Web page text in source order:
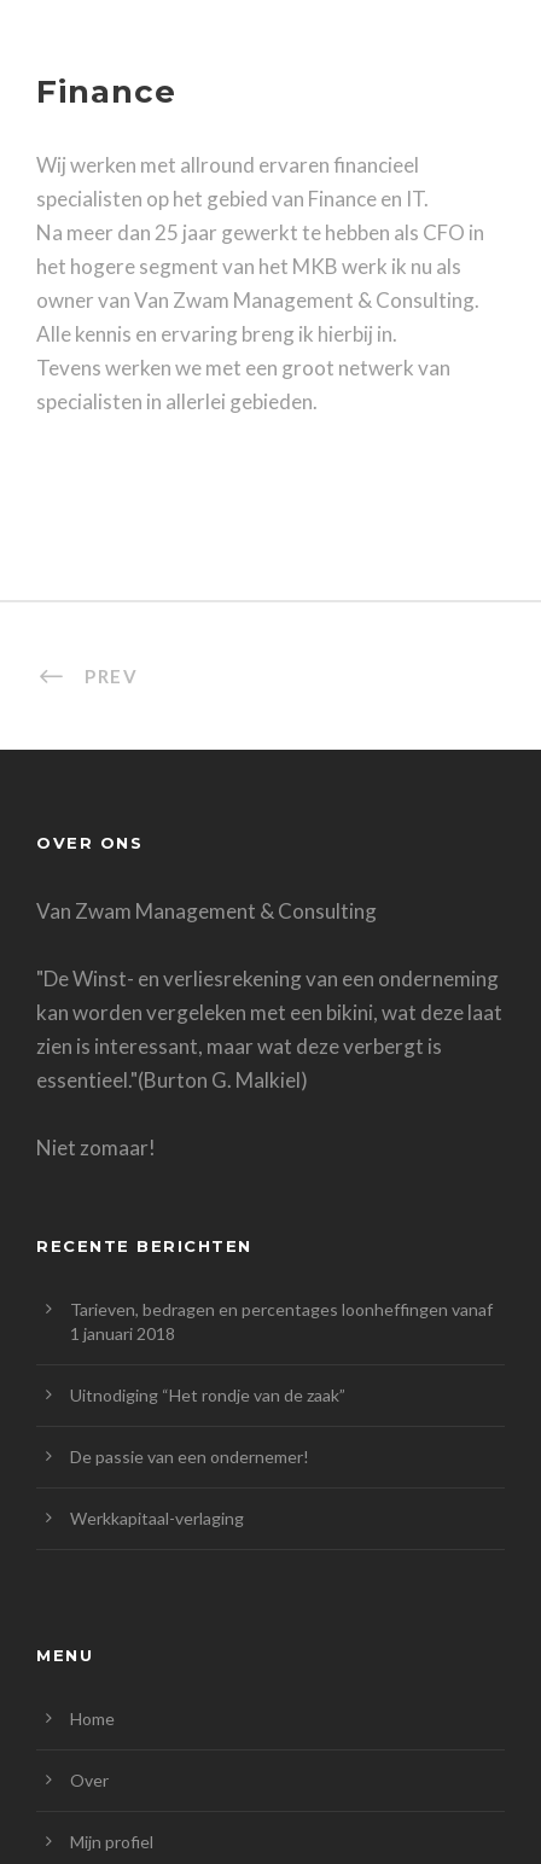
Finance
Wij werken met allround ervaren financieel
specialisten op het gebied van Finance en IT.
Na meer dan 25 jaar gewerkt te hebben als CFO in
het hogere segment van het MKB werk ik nu als
owner van Van Zwam Management & Consulting.
Alle kennis en ervaring breng ik hierbij in.
Tevens werken we met een groot netwerk van
specialisten in allerlei gebieden.
PREV
OVER ONS
Van Zwam Management & Consulting
"De Winst- en verliesrekening van een onderneming
kan worden vergeleken met een bikini, wat deze laat
zien is interessant, maar wat deze verbergt is
essentieel."(Burton G. Malkiel)
Niet zomaar!
RECENTE BERICHTEN
Tarieven, bedragen en percentages loonheffingen vanaf
1 januari 2018
Uitnodiging “Het rondje van de zaak”
De passie van een ondernemer!
Werkkapitaal-verlaging
MENU
Home
Over
Mijn profiel